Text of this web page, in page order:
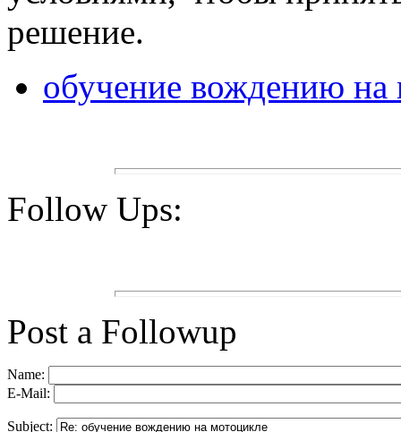
решение.
обучение вождению на
Follow Ups:
Post a Followup
Name:
E-Mail:
Subject: